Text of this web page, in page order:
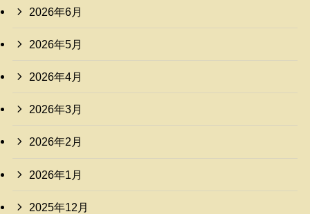
2026年6月
2026年5月
2026年4月
2026年3月
2026年2月
2026年1月
2025年12月